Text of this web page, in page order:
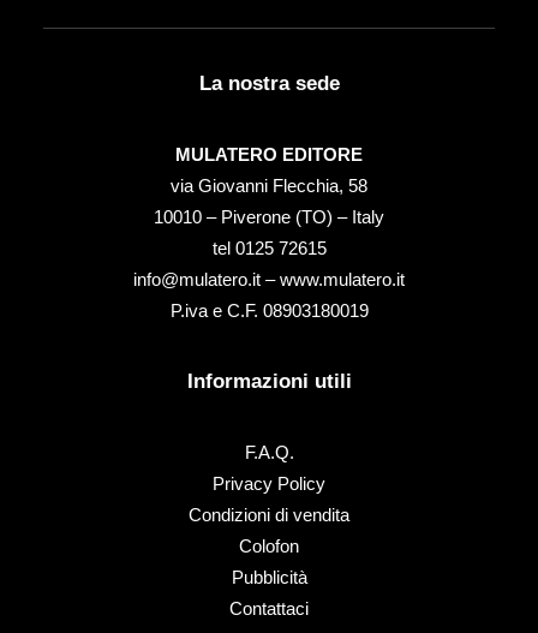
La nostra sede
MULATERO EDITORE
via Giovanni Flecchia, 58
10010 – Piverone (TO) – Italy
tel ‭0125 72615‬
info@mulatero.it –www.mulatero.it
P.iva e C.F. 08903180019
Informazioni utili
F.A.Q.
Privacy Policy
Condizioni di vendita
Colofon
Pubblicità
Contattaci